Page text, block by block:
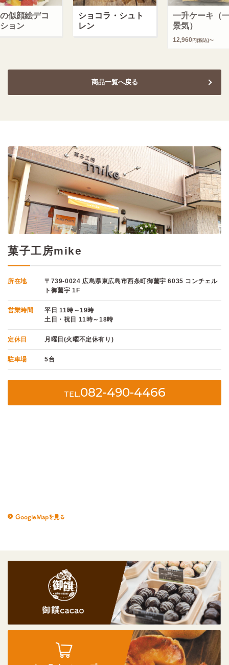
似顔絵デコ
ョン
ショコラ・シュト
レン
一升ケーキ（
景気）
12,960 円(税込)〜
商品一覧へ戻る
菓子工房mike
所在地
〒739-0024 広島県東広島市西条町御薗宇 6035 コンチェル
ト御薗宇 1F
営業時間
平日 11時～19時
土日・祝日 11時～18時
定休日 月曜日(火曜不定休有り)
駐車場 5台
TEL.082-490-4466
GoogleMapを見る